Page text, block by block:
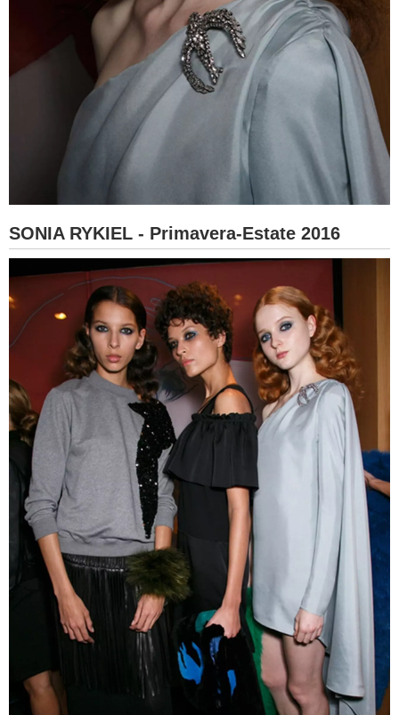
SONIA RYKIEL - Primavera-Estate 2016